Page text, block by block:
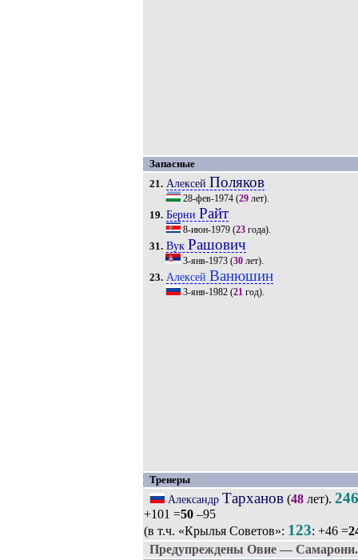
Запасные
21. Алексей Поляков
28-фев-1974(29лет).
19. Берни Райт
8-июн-1979(23года).
31. Вук Рашович
3-янв-1973(30лет).
23. Алексей Ванюшин
3-янв-1982(21год).
Тренеры
Александр Тарханов(48лет). 246
+101 =50 –95
(в т.ч. «Крылья Советов»: 123: +46 =
Предупреждены Овие — Самарони.